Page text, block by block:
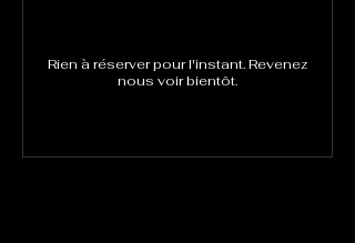
Rien à réserver pour l'instant. Revenez
nous voir bientôt.